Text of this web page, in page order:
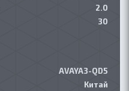
2.0
30
AVAYA3-QD5
Китай